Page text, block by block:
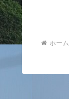
ホーム